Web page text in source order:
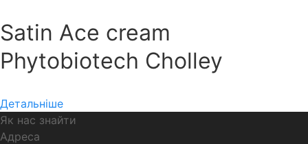
Satin Ace cream
Phytobiotech Cholley
Детальніше
Як нас знайти
Адреса